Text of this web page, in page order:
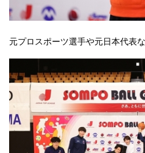
元プロスポーツ選手や元日本代表